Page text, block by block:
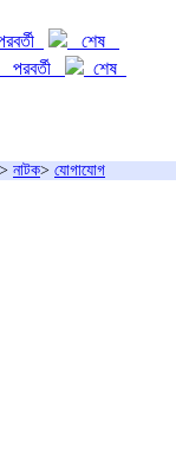
শেষ
পরবর্তী
শেষ
> নাটক> যোগাযোগ